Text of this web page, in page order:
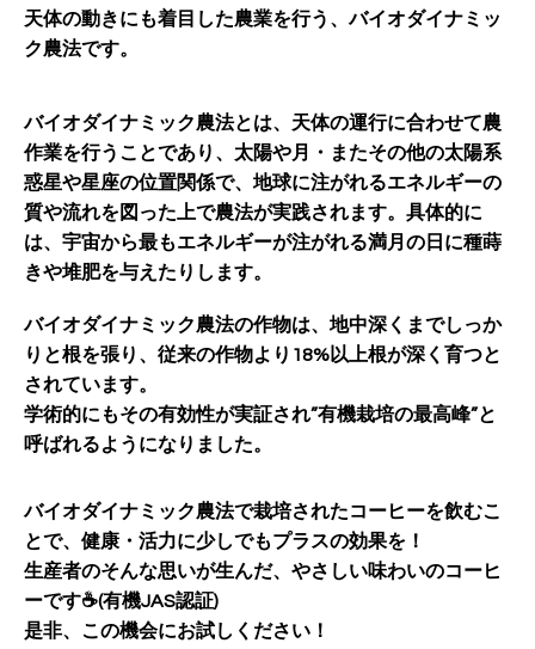
天体の動きにも着目した農業を行う、バイオダイナミッ
ク農法です。
バイオダイナミック農法とは、天体の運行に合わせて農
作業を行うことであり、太陽や月・またその他の太陽系
惑星や星座の位置関係で、地球に注がれるエネルギーの
質や流れを図った上で農法が実践されます。具体的に
は、宇宙から最もエネルギーが注がれる満月の日に種蒔
きや堆肥を与えたりします。
バイオダイナミック農法の作物は、地中深くまでしっか
りと根を張り、従来の作物より18%以上根が深く育つと
されています。
学術的にもその有効性が実証され”有機栽培の最高峰”と
呼ばれるようになりました。
バイオダイナミック農法で栽培されたコーヒーを飲むこ
とで、健康・活力に少しでもプラスの効果を！
生産者のそんな思いが生んだ、やさしい味わいのコーヒ
ーです☕(有機JAS認証)
是非、この機会にお試しください！